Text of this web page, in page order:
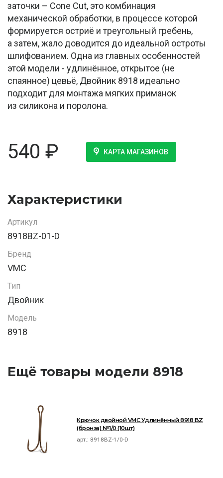
заточки – Cone Cut, это комбинация
механической обработки, в процессе которой
формируется остриё и треугольный гребень,
а затем, жало доводится до идеальной остроты
шлифованием. Одна из главных особенностей
этой модели - удлинённое, открытое (не
спаянное) цевьё, Двойник 8918 идеально
подходит для монтажа мягких приманок
из силикона и поролона.
540 ₽ КАРТА МАГАЗИНОВ
Характеристики
Артикул
8918BZ-01-D
Бренд
VMC
Тип
Двойник
Модель
8918
Ещё товары модели 8918
Крючок двойной VMC Удлинённый 8918 BZ
(бронза) №1/0 (10шт)
арт.: 8918BZ-1/0-D